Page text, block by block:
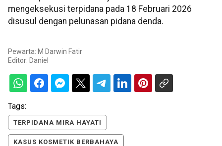
mengeksekusi terpidana pada 18 Februari 2026
disusul dengan pelunasan pidana denda.
Pewarta: M Darwin Fatir
Editor: Daniel
Tags:
TERPIDANA MIRA HAYATI
KASUS KOSMETIK BERBAHAYA